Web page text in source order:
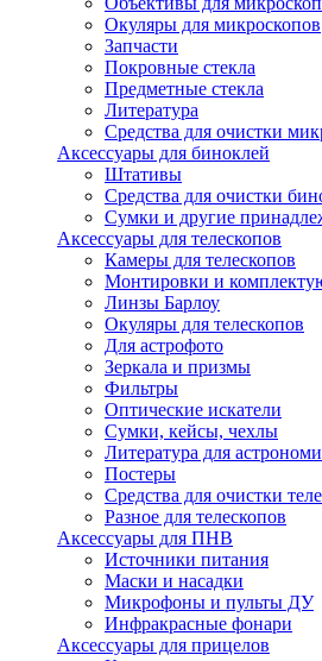
Окуляры для микроскопов
Запчасти
Покровные стекла
Предметные стекла
Литература
Средства для очистки
Аксессуары для биноклей
Штативы
Средства для очистки
Сумки и другие
Аксессуары для телескопов
Камеры для телескопов
Монтировки и
Линзы Барлоу
Окуляры для телескопов
Для астрофото
Зеркала и призмы
Фильтры
Оптические искатели
Сумки, кейсы, чехлы
Литература для
Постеры
Средства для очистки
Разное для телескопов
Аксессуары для ПНВ
Источники питания
Маски и насадки
Микрофоны и пульты ДУ
Инфракрасные фонари
Аксессуары для прицелов